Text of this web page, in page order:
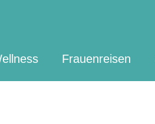
Frauenreisen